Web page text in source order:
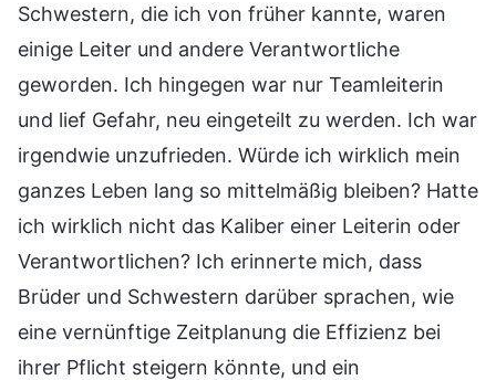
Schwestern, die ich von früher kannte, waren
einige Leiter und andere Verantwortliche
geworden. Ich hingegen war nur Teamleiterin
und lief Gefahr, neu eingeteilt zu werden. Ich war
irgendwie unzufrieden. Würde ich wirklich mein
ganzes Leben lang so mittelmäßig bleiben? Hatte
ich wirklich nicht das Kaliber einer Leiterin oder
Verantwortlichen? Ich erinnerte mich, dass
Brüder und Schwestern darüber sprachen, wie
eine vernünftige Zeitplanung die Effizienz bei
ihrer Pflicht steigern könnte, und ein